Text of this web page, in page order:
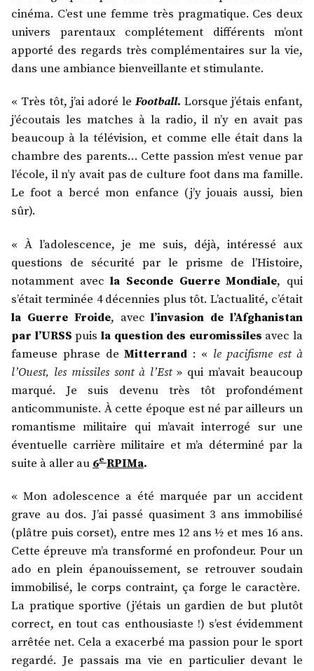
cinéma. C’est une femme très pragmatique. Ces deux
univers parentaux complétement différents m’ont
apporté des regards très complémentaires sur la vie,
dans une ambiance bienveillante et stimulante.
« Très tôt, j’ai adoré le Football. Lorsque j’étais enfant,
j’écoutais les matches à la radio, il n’y en avait pas
beaucoup à la télévision, et comme elle était dans la
chambre des parents… Cette passion m’est venue par
l’école, il n’y avait pas de culture foot dans ma famille.
Le foot a bercé mon enfance (j’y jouais aussi, bien
sûr).
« À l’adolescence, je me suis, déjà, intéressé aux
questions de sécurité par le prisme de l’Histoire,
notamment avecla Seconde Guerre Mondiale, qui
s’était terminée 4 décennies plus tôt. L’actualité, c’était
la Guerre Froide, avecl’invasion de l’Afghanistan
par l’URSSpuis la question des euromissiles avec la
fameuse phrase deMitterrand : « le pacifisme est à
l’Ouest, les missiles sont à l’Est» qui m’avait beaucoup
marqué. Je suis devenu très tôt profondément
anticommuniste. À cette époque est né par ailleurs un
romantisme militaire qui m’avait interrogé sur une
éventuelle carrière militaire et m’a déterminé par la
suite à aller au 6e RPIMa.
« Mon adolescence a été marquée par un accident
grave au dos. J’ai passé quasiment 3 ans immobilisé
(plâtre puis corset), entre mes 12 ans ½ et mes 16 ans.
Cette épreuve m’a transformé en profondeur. Pour un
ado en plein épanouissement, se retrouver soudain
immobilisé, le corps contraint, ça forge le caractère.
La pratique sportive (j’étais un gardien de but plutôt
correct, en tout cas enthousiaste !) s’est évidemment
arrêtée net. Cela a exacerbé ma passion pour le sport
regardé. Je passais ma vie en particulier devant le